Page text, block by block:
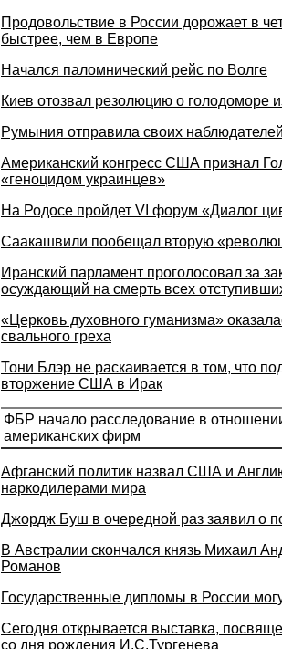
Продовольствие в России дорожает в
быстрее, чем в Европе
Начался паломнический рейс по Волге
Киев отозвал резолюцию о голодоморе
Румыния отправила своих
Американский конгресс США признал
«геноцидом украинцев»
На Родосе пройдет VI форум «Диалог
Саакашвили пообещал вторую
Иранский парламент проголосовал за
осуждающий на смерть всех
«Церковь духовного гуманизма»
свального греха
Тони Блэр не раскаивается в том, что
вторжение США в Ирак
ФБР начало расследование в
американских фирм
Афганский политик назвал США и
наркодилерами мира
Джордж Буш в очередной раз заявил о
В Австралии скончался князь Михаил
Романов
Государственные дипломы в России
Сегодня открывается выставка,
со дня рождения И.С.Тургенева